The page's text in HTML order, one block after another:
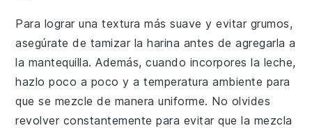
Para lograr una textura más suave y evitar grumos,
asegúrate de tamizar laharina antes de agregarla a
la mantequilla. Además, cuando incorpores la leche,
hazlo poco a poco y a temperatura ambiente para
que se mezcle de manera uniforme. No olvides
revolver constantemente para evitar que la mezcla